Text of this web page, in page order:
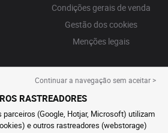
Condições gerais de venda
Gestão dos cookies
Menções legais
Continuar a navegação sem aceitar >
RASTREADORES
parceiros (Google, Hotjar, Microsoft) utilizam
e outros rastreadores (webstorage)